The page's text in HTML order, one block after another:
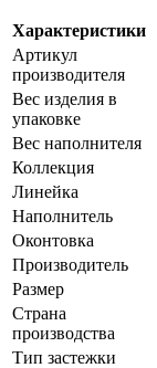
Характеристики
Артикул
производителя
Вес изделия в
упаковке
Вес наполнителя
Коллекция
Линейка
Наполнитель
Оконтовка
Производитель
Размер
Страна
производства
Тип застежки